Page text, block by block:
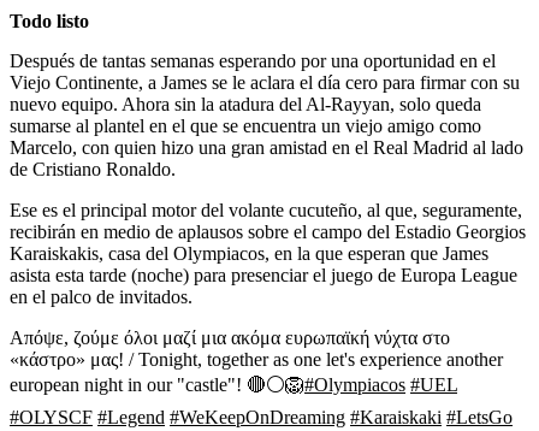
Todo listo
Después de tantas semanas esperando por una oportunidad en el
Viejo Continente, a James se le aclara el día cero para firmar con su
nuevo equipo. Ahora sin la atadura del Al-Rayyan, solo queda
sumarse al plantel en el que se encuentra un viejo amigo como
Marcelo, con quien hizo una gran amistad en el Real Madrid al lado
de Cristiano Ronaldo.
Ese es el principal motor del volante cucuteño, al que, seguramente,
recibirán en medio de aplausos sobre el campo del Estadio Georgios
Karaiskakis, casa del Olympiacos, en la que esperan que James
asista esta tarde (noche) para presenciar el juego de Europa League
en el palco de invitados.
Απόψε, ζούμε όλοι μαζί μια ακόμα ευρωπαϊκή νύχτα στο
«κάστρο» μας! / Tonight, together as one let's experience another
european night in our "castle"! 🔴⚪️🦁#Olympiacos #UEL
#OLYSCF #Legend #WeKeepOnDreaming #Karaiskaki #LetsGo